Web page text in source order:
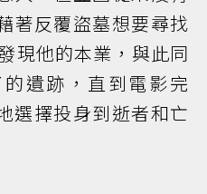
著反覆盜墓想要尋找
現他的本業，與此同
遺跡，直到電影完
選擇投身到逝者和亡